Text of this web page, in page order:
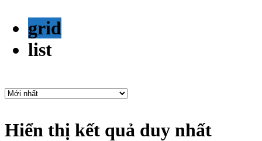
grid
list
Hiển thị kết quả duy nhất